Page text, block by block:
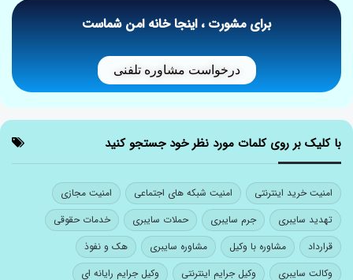
برای مشورت ، اینجا خانه امن شماست
درخواست مشاوره تلفنی
با کلیک بر روی کلمات مورد نظر خود جستجو کنید
امنیت خرید اینترنتی امنیت شبکه های اجتماعی
امنیت مجازی
تهدید سایبری
جرم سایبری حملات سایبری
خدمات حقوقی
قرارداد
مشاوره با وکیل مشاوره سایبری
هک و نفوذ
وکالت سایبری
وکیل جرایم اینترنتی وکیل جرایم رایانه ای